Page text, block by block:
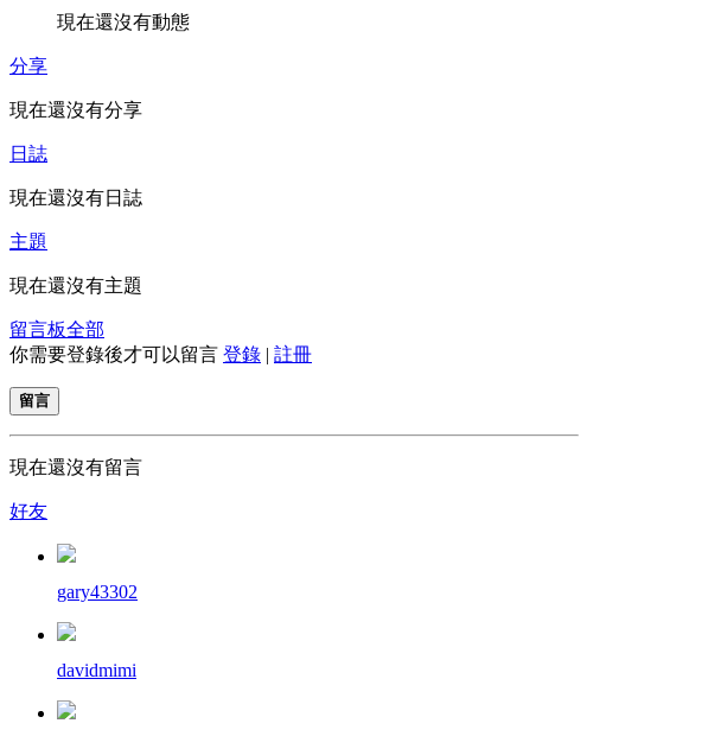
現在還沒有動態
分享
現在還沒有分享
日誌
現在還沒有日誌
主題
現在還沒有主題
留言板全部
你需要登錄後才可以留言 登錄 | 註冊
留言
現在還沒有留言
好友
gary43302
davidmimi